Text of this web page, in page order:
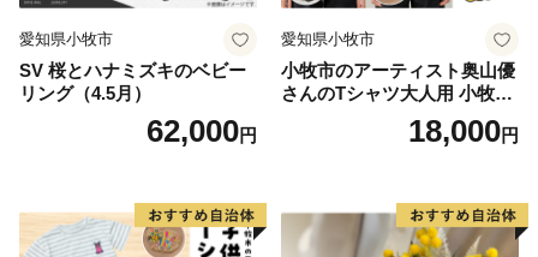
て管理し、関係法令で定められた場合を除き、第三者に
譲渡したり、提供したりすることはございません。な
務連絡、いただいたふるさと納税の使い道に関する報
情報の提供及び鯖江市のふるさと納税に関する情報提供
のために使用させていただき、その手段として、電子メ
愛知県小牧市
SV 桜とハナミズキのベビー
リング（4.5月）
62,000円
愛知県小牧市
小牧市のアーティスト奥山優
さんのTシャツ大人用 小牧市
18,000円